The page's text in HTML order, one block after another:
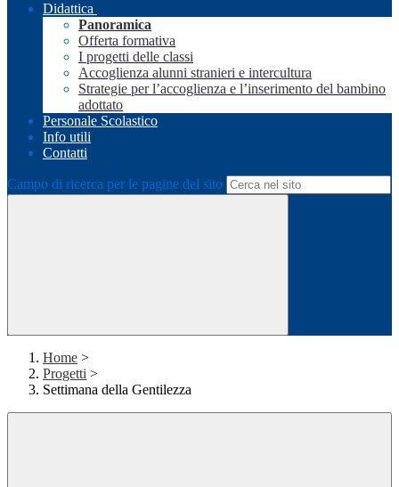
Didattica
Panoramica
Offerta formativa
I progetti delle classi
Accoglienza alunni stranieri e intercultura
Strategie per l’accoglienza e l’inserimento del bambino
adottato
Personale Scolastico
Info utili
Contatti
Campo di ricerca per le pagine del sito
Home >
Progetti >
Settimana della Gentilezza